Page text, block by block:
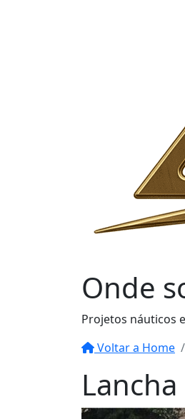
Onde
Projetos náuticos
Voltar a Home